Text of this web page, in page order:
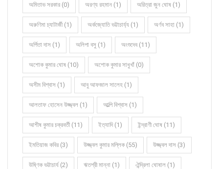
অমিতাভ সরকার (0) অরণ্য রহমান (1) অরিত্রা জুন ঘোষ (1)
অরুণিমা চ্যাটার্জী (1) অর্কজ্যোতি ভট্টাচার্য্য (1) অর্ণব সাহা (1)
অর্পিতা দাস (1) অলিপা বসু (1) অংশুদেব (11)
অশোক কুমার ঘোষ (10) অশোক কুমার সাধুখাঁ (0)
অসীম বিশ্বাস (1) আবু আফজাল সালেহ (1)
আলতাফ হোসেন উজ্জ্বল (1) আল্পি বিশ্বাস (1)
আশীষ কুমার চক্রবর্তী (11) ইত্যাদি (1) ইন্দ্রাণী ঘোষ (11)
ইমতিয়াজ কবির (3) উজ্জ্বল কুমার মল্লিক (55) উজ্জ্বল দাস (3)
উষ্ণিক ভট্টাচার্য (2) ঋতশ্রী মান্না (1) ঐন্দ্রিলা ঘোষাল (1)